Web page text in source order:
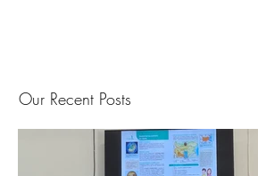
Our Recent Posts